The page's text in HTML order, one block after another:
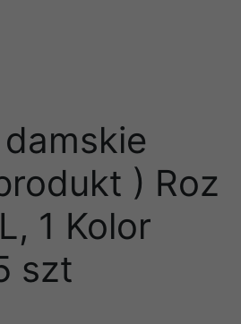
) Roz
1 Kolor
szt